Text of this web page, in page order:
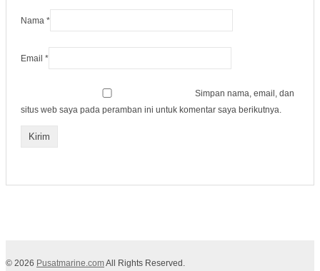
Nama *
Email *
Simpan nama, email, dan
situs web saya pada peramban ini untuk komentar saya berikutnya.
© 2026 Pusatmarine.comAll Rights Reserved.